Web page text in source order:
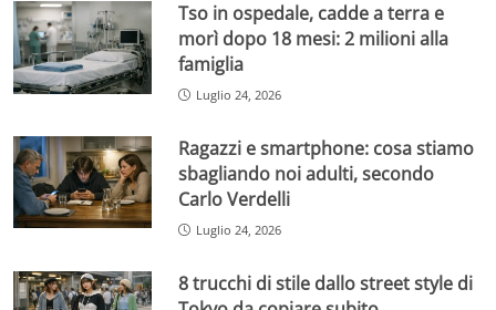
Tso in ospedale, cadde a terra e
morì dopo 18 mesi: 2 milioni alla
famiglia
Luglio 24, 2026
Ragazzi e smartphone: cosa stiamo
sbagliando noi adulti, secondo
Carlo Verdelli
Luglio 24, 2026
8 trucchi di stile dallo street style di